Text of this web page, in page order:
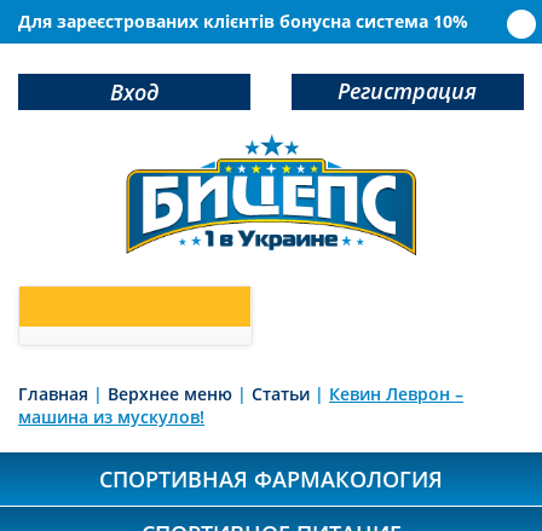
Для зареєстрованих клієнтів бонусна система 10%
Вход Регистрация
Главная | Верхнее меню | Статьи | Кевин Леврон –
машина из мускулов!
СПОРТИВНАЯ ФАРМАКОЛОГИЯ